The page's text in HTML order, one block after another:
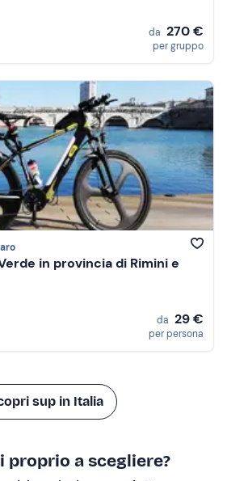
da 270 €
per gruppo
in provincia di Rimini e
da 29 €
per persona
sup in Italia
proprio a scegliere?